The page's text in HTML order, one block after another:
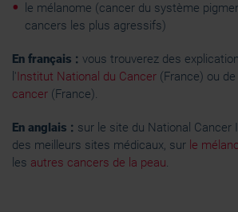
le mélanome (cancer du système
cancers les plus agressifs)
En français : vous trouverez des
l'Institut National du Cancer (France) ou de
cancer (France).
En anglais : sur le site du National Cancer
des meilleurs sites médicaux, sur le
les autres cancers de la peau.